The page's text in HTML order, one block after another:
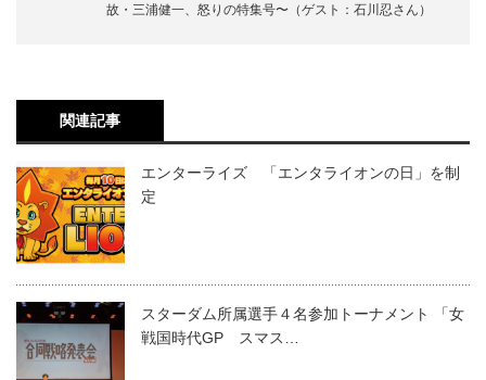
故・三浦健一、怒りの特集号〜（ゲスト：石川忍さん）
関連記事
エンターライズ 「エンタライオンの日」を制
定
スターダム所属選手４名参加トーナメント 「女
戦国時代GP スマス…